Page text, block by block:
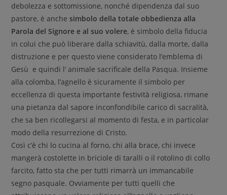
debolezza e sottomissione, nonché dipendenza dal suo
pastore, è anche simbolo della totale obbedienza alla
Parola del Signore e al suo volere, è simbolo della fiducia
in colui che può liberare dalla schiavitù, dalla morte, dalla
distruzione e per questo viene considerato l’emblema di
Gesù e quindi l’ animale sacrificale della Pasqua. Insieme
alla colomba, l’agnello è sicuramente il simbolo per
eccellenza di questa importante festività religiosa, rimane
una pietanza dal sapore inconfondibile carico di sacralità,
che sa ben ricollegarsi al momento di festa, e in particolar
modo della resurrezione di Cristo.
Così c’è chi lo cucina al forno, chi alla brace, chi invece
mangerà costolette in briciole di taralli o il rotolino di collo
farcito, fatto sta che per tutti rimarrà un immancabile
segno pasquale. Ovviamente per tutti quelli che